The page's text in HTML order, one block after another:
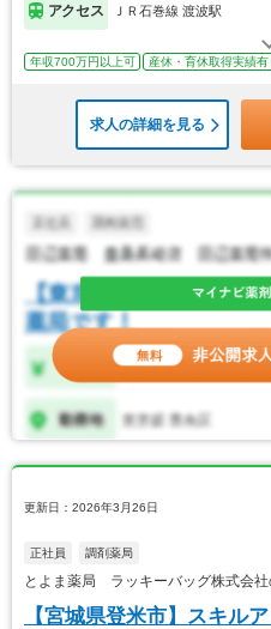
アクセス ＪＲ石巻線 渡波駅
年収700万円以上可 産休・育休取得実績有
求人の詳細を見る
更新日：2026年3月26日
正社員 調剤薬局
とよま薬局 ラッキーバッグ株式会社
【宮城県登米市】スキル